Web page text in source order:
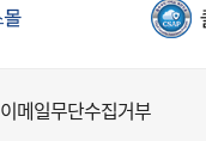
이메일무단수집거부